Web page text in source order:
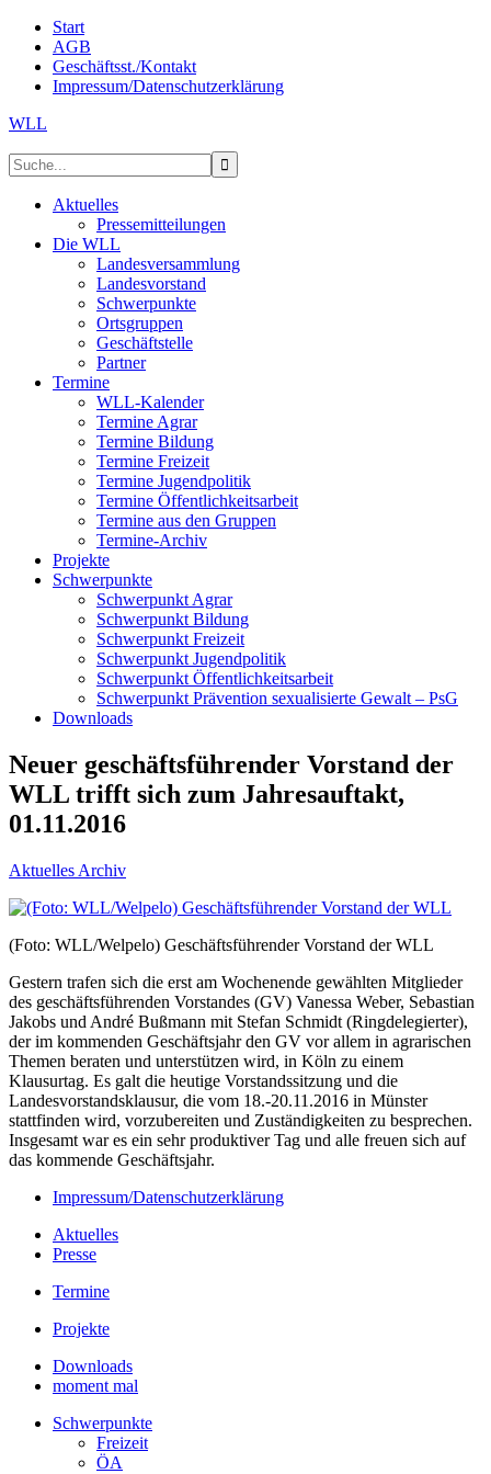
Start
AGB
Geschäftsst./Kontakt
Impressum/Datenschutzerklärung
WLL
Aktuelles
Pressemitteilungen
Die WLL
Landesversammlung
Landesvorstand
Schwerpunkte
Ortsgruppen
Geschäftstelle
Partner
Termine
WLL-Kalender
Termine Agrar
Termine Bildung
Termine Freizeit
Termine Jugendpolitik
Termine Öffentlichkeitsarbeit
Termine aus den Gruppen
Termine-Archiv
Projekte
Schwerpunkte
Schwerpunkt Agrar
Schwerpunkt Bildung
Schwerpunkt Freizeit
Schwerpunkt Jugendpolitik
Schwerpunkt Öffentlichkeitsarbeit
Schwerpunkt Prävention sexualisierte Gewalt – PsG
Downloads
Neuer geschäftsführender Vorstand der
WLL trifft sich zum Jahresauftakt,
01.11.2016
Aktuelles Archiv
(Foto: WLL/Welpelo) Geschäftsführender Vorstand der WLL
Gestern trafen sich die erst am Wochenende gewählten Mitglieder
des geschäftsführenden Vorstandes (GV) Vanessa Weber, Sebastian
Jakobs und André Bußmann mit Stefan Schmidt (Ringdelegierter),
der im kommenden Geschäftsjahr den GV vor allem in agrarischen
Themen beraten und unterstützen wird, in Köln zu einem
Klausurtag. Es galt die heutige Vorstandssitzung und die
Landesvorstandsklausur, die vom 18.-20.11.2016 in Münster
stattfinden wird, vorzubereiten und Zuständigkeiten zu besprechen.
Insgesamt war es ein sehr produktiver Tag und alle freuen sich auf
das kommende Geschäftsjahr.
Impressum/Datenschutzerklärung
Aktuelles
Presse
Termine
Projekte
Downloads
moment mal
Schwerpunkte
Freizeit
ÖA